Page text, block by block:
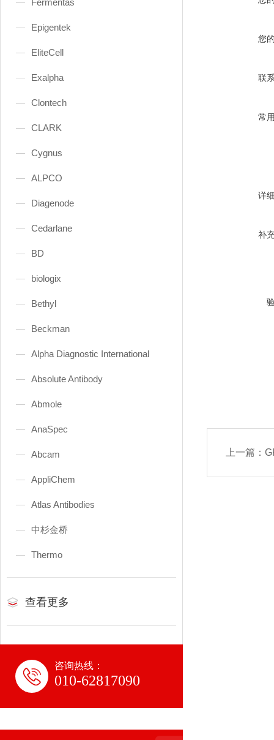
Fermentas
Epigentek
EliteCell
Exalpha
Clontech
CLARK
Cygnus
ALPCO
Diagenode
Cedarlane
BD
biologix
Bethyl
Beckman
Alpha Diagnostic International
Absolute Antibody
Abmole
AnaSpec
Abcam
AppliChem
Atlas Antibodies
中杉金桥
Thermo
查看更多
咨询热线：
010-62817090
您
联
常
详
补
上一篇：